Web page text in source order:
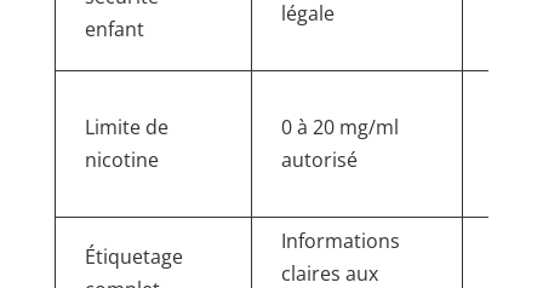
enfant
légale
Limite de
nicotine
0 à 20 mg/ml
autorisé
Étiquetage
Informations
claires aux